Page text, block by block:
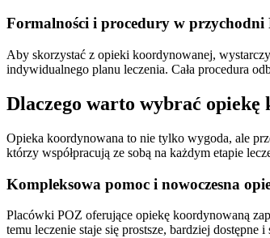
Formalności i procedury w przychodni
Aby skorzystać z opieki koordynowanej,
indywidualnego planu leczenia. Cała procedura
Dlaczego warto wybrać opiekę
Opieka koordynowana to nie tylko wygoda, ale
którzy współpracują ze sobą na każdym etapie
Kompleksowa pomoc i nowoczesna
Placówki POZ oferujące opiekę koordynowaną
temu leczenie staje się prostsze, bardziej dostępne i